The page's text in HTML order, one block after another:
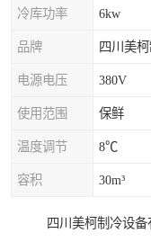
冷库功率 6kw
品牌 四川美
电源电压 380V
使用范围 保鲜
温度调节 8℃
容积 30m³
四川美柯制冷设备